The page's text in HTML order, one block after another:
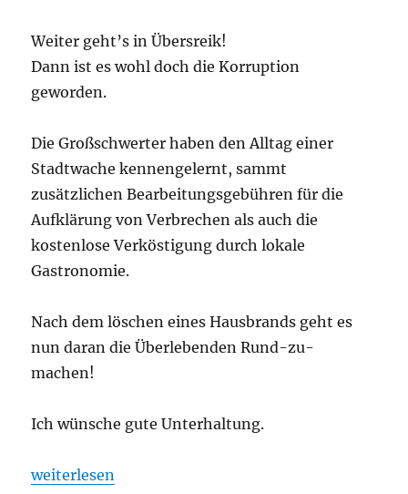
Weiter geht’s in Übersreik!
Dann ist es wohl doch die Korruption
geworden.
Die Großschwerter haben den Alltag einer
Stadtwache kennengelernt, sammt
zusätzlichen Bearbeitungsgebühren für die
Aufklärung von Verbrechen als auch die
kostenlose Verköstigung durch lokale
Gastronomie.
Nach dem löschen eines Hausbrands geht es
nun daran die Überlebenden Rund-zu-
machen!
Ich wünsche gute Unterhaltung.
„Ohrhammer Fantasy „Übersreik“ Folge 4“
weiterlesen